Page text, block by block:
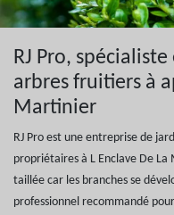
RJ Pro,
arbres fruitiers à
Martinier
RJ Pro est une entreprise de
propriétaires à L Enclave De
taillée car les branches se
professionnel recommandé